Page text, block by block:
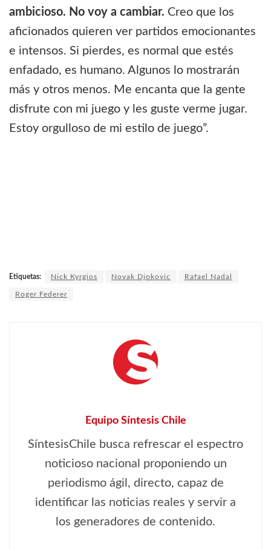
ambicioso. No voy a cambiar. Creo que los
aficionados quieren ver partidos emocionantes
e intensos. Si pierdes, es normal que estés
enfadado, es humano. Algunos lo mostrarán
más y otros menos. Me encanta que la gente
disfrute con mi juego y les guste verme jugar.
Estoy orgulloso de mi estilo de juego”.
Etiquetas: Nick Kyrgios Novak Djokovic Rafael Nadal
Roger Federer
Equipo Síntesis Chile
SíntesisChile busca refrescar el espectro
noticioso nacional proponiendo un
periodismo ágil, directo, capaz de
identificar las noticias reales y servir a
los generadores de contenido.